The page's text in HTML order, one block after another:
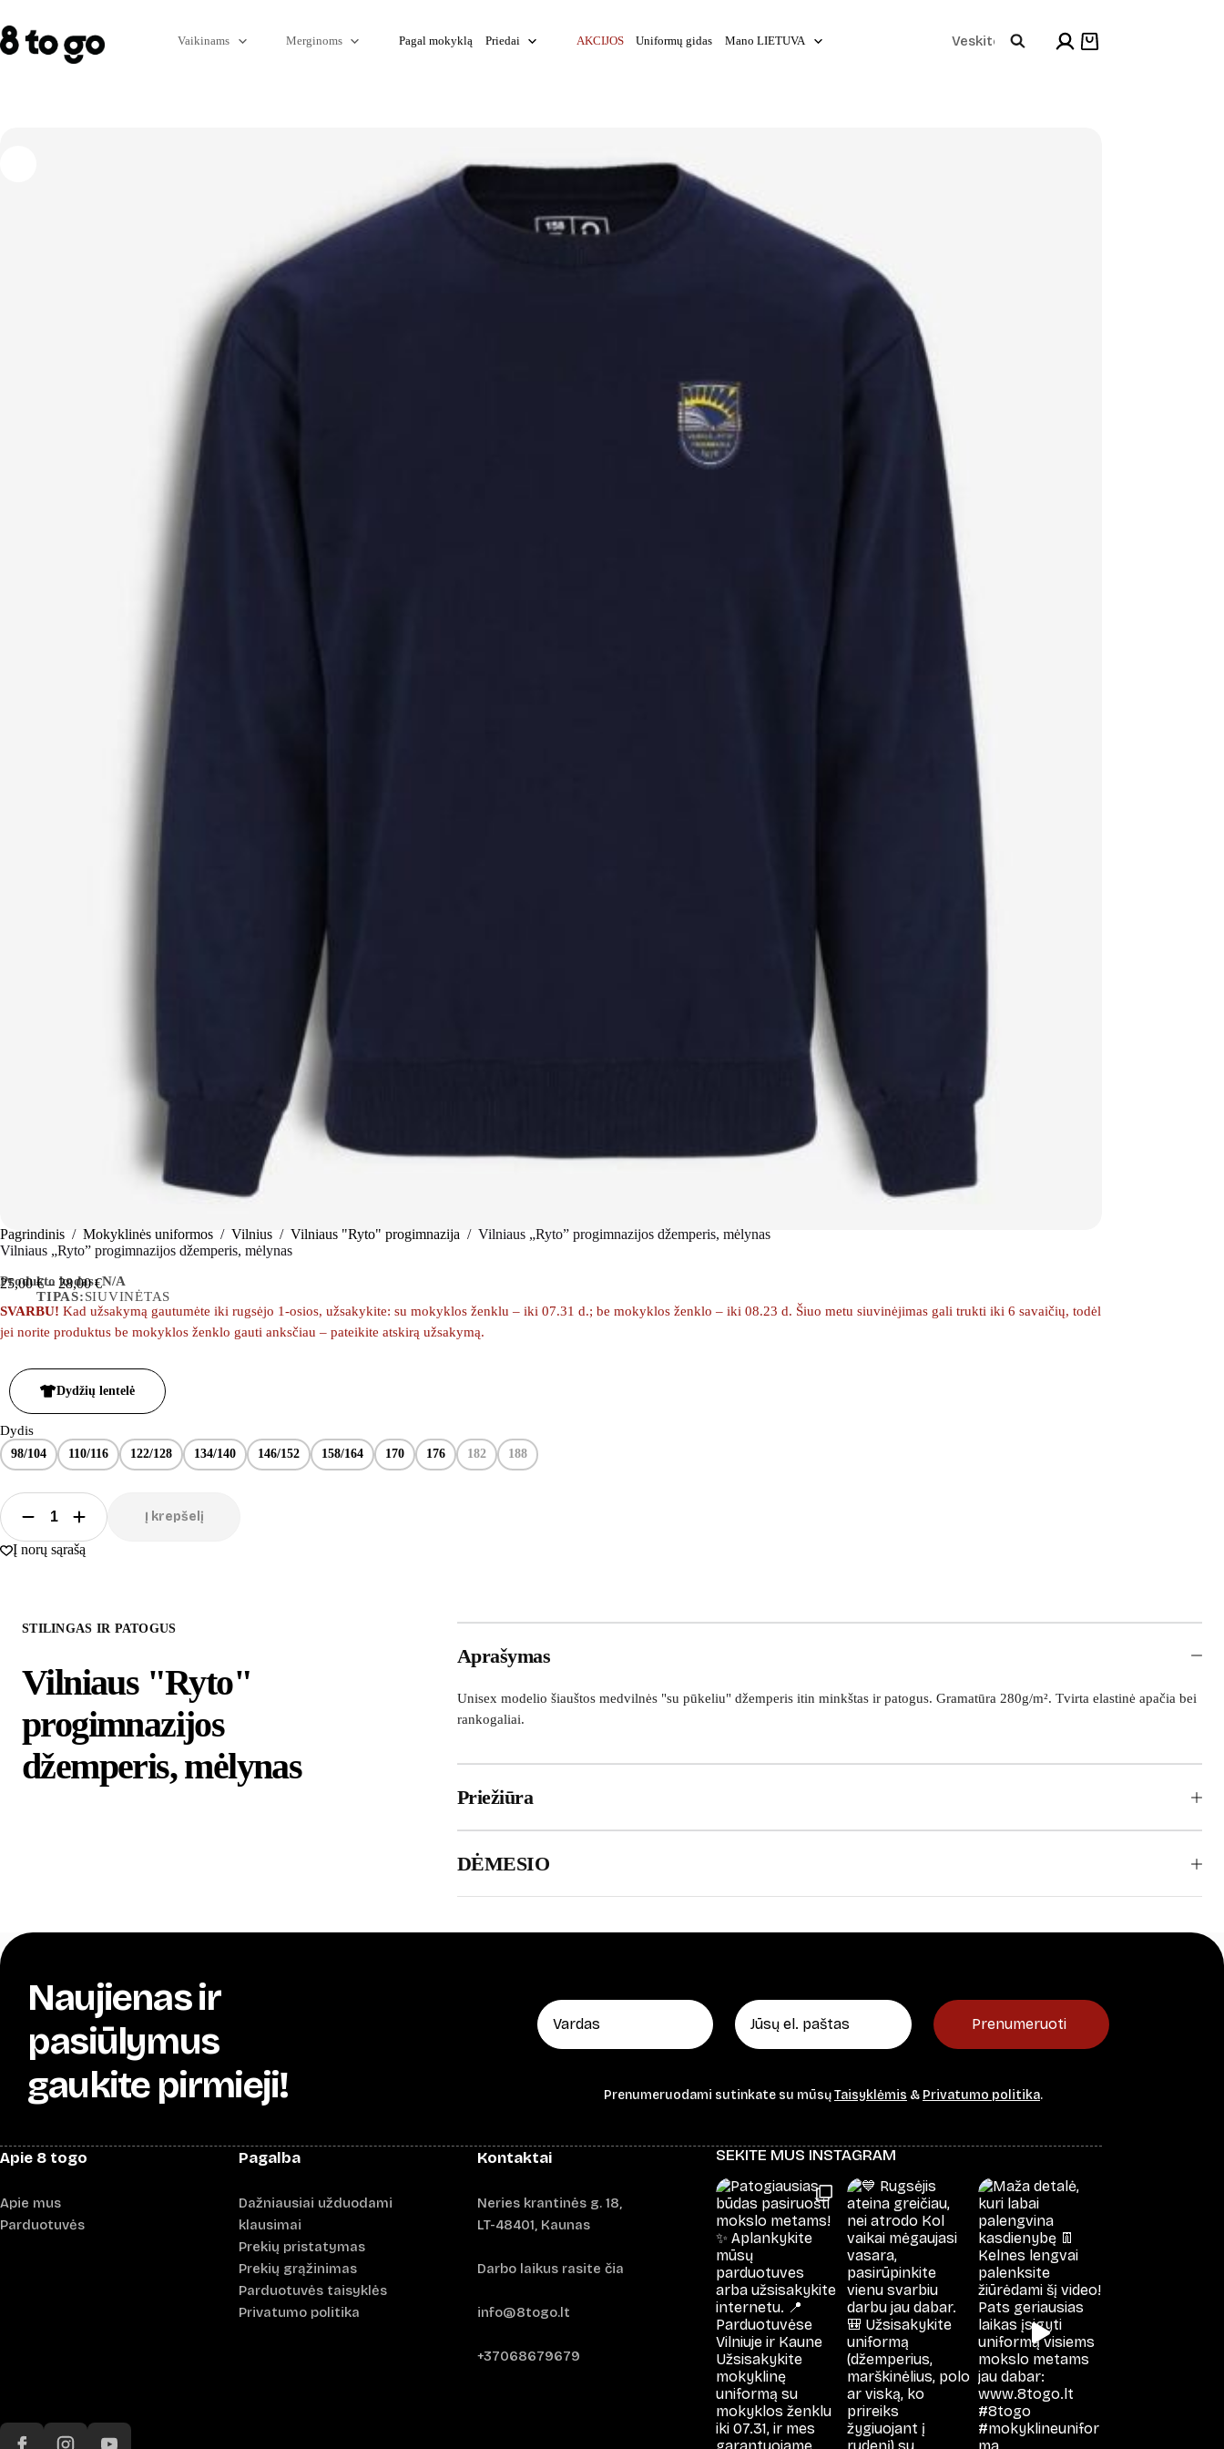
Vaikinams Merginoms Pagal mokyklą Priedai AKCIJOS Uniformų gidas Mano LIETUVA
Pagrindinis / Mokyklinės uniformos / Vilnius / Vilniaus "Ryto" progimnazija / Vilniaus „Ryto” progimnazijos džemperis, mėlynas
Vilniaus „Ryto” progimnazijos džemperis, mėlynas
Produkto kodas:N/A
TIPAS:SIUVINĖTAS
25,00€ – 28,00€
SVARBU! Kad užsakymą gautumėte iki rugsėjo 1-osios, užsakykite: su mokyklos ženklu – iki 07.31 d.; be mokyklos ženklo – iki 08.23 d. Šiuo metu siuvinėjimas gali trukti iki 6 savaičių, todėl
jei norite produktus be mokyklos ženklo gauti anksčiau – pateikite atskirą užsakymą.
Dydžių lentelė
Dydis
98/104 110/116 122/128 134/140 146/152 158/164 170 176 182 188
Į krepšelį
Į norų sąrašą
STILINGAS IR PATOGUS
Vilniaus "Ryto"
progimnazijos
džemperis, mėlynas
Aprašymas
Unisex modelio šiauštos medvilnės "su pūkeliu" džemperis itin minkštas ir patogus. Gramatūra 280g/m². Tvirta elastinė apačia bei
rankogaliai.
Priežiūra
DĖMESIO
Naujienas ir
pasiūlymus
gaukite pirmieji!
Prenumeruoti
Prenumeruodami sutinkate su mūsųTaisyklėmis & Privatumo politika.
Apie 8 togo
Apie mus
Parduotuvės
Pagalba
Dažniausiai užduodami
klausimai
Prekių pristatymas
Prekių grąžinimas
Parduotuvės taisyklės
Privatumo politika
Kontaktai
Neries krantinės g. 18,
LT-48401, Kaunas
Darbo laikus rasite čia
info@8togo.lt
+37068679679
SEKITE MUS INSTAGRAM